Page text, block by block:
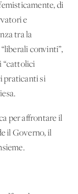
di
e
tra la
convinti”,
“cattolici
praticanti si
per affrontare il
il Governo, il